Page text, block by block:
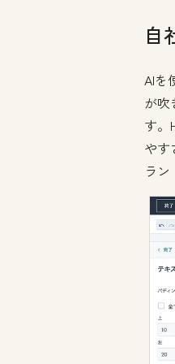
自
AIを
が吹
す。
やす
ラ